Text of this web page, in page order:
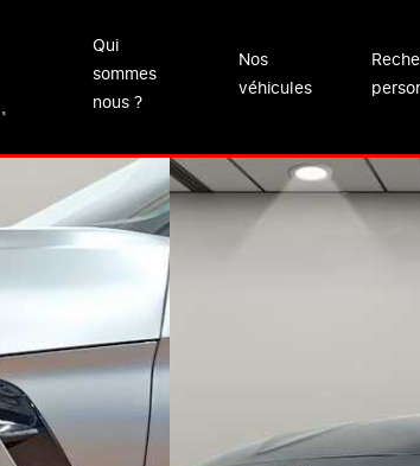
Qui
sommes
nous ?
Nos
véhicules